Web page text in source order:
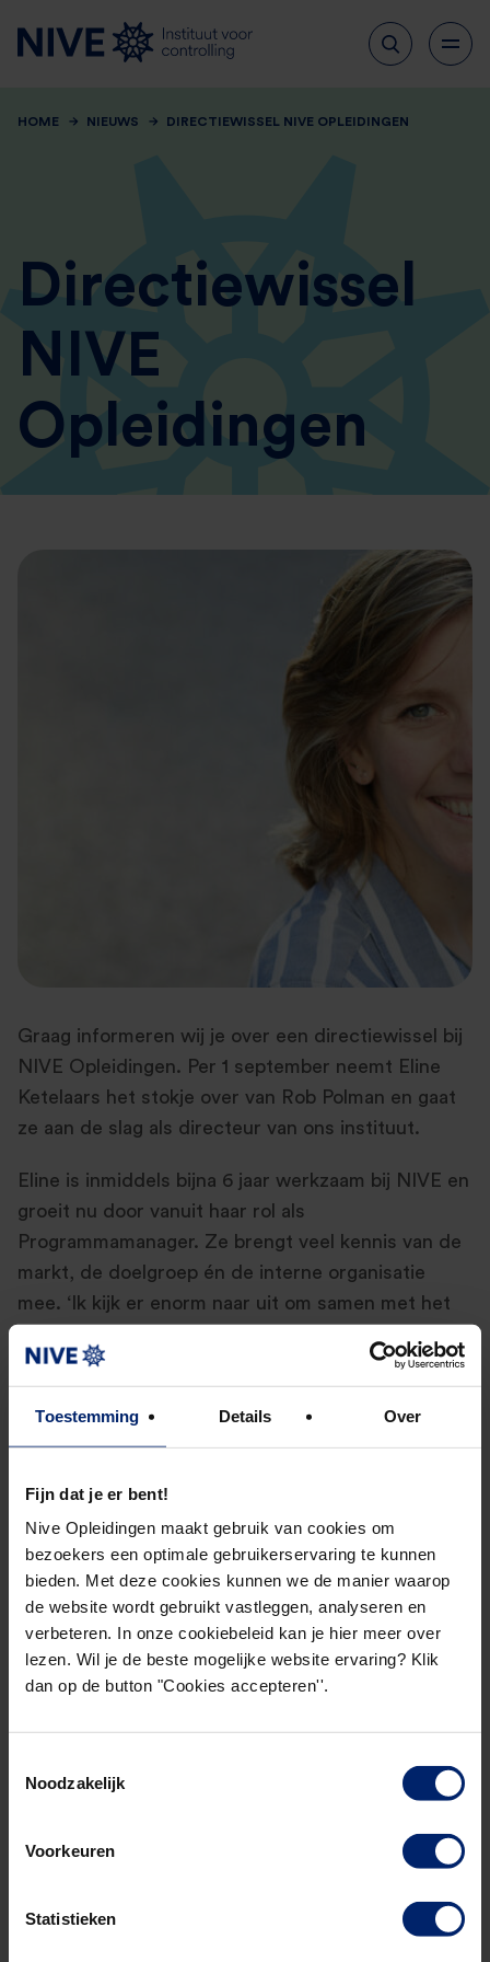
Toestemming Details Over
Fijn dat je er bent!
Nive Opleidingen maakt gebruik van cookies om
bezoekers een optimale gebruikerservaring te kunnen
bieden. Met deze cookies kunnen we de manier waarop
de website wordt gebruikt vastleggen, analyseren en
verbeteren. In onze cookiebeleid kan je hier meer over
lezen. Wil je de beste mogelijke website ervaring? Klik
dan op de button "Cookies accepteren''.
Noodzakelijk
Voorkeuren
Statistieken
HOME NIEUWS DIRECTIEWISSEL NIVE OPLEIDINGEN
Directiewissel
NIVE
Opleidingen
Graag informeren wij je over een directiewissel bij
NIVE Opleidingen. Per 1 september neemt Eline
Ketelaars het stokje over van Rob Polman en gaat
ze aan de slag als directeur van ons instituut.
Eline is inmiddels bijna 6 jaar werkzaam bij NIVE en
groeit nu door vanuit haar rol als
Programmamanager. Ze brengt veel kennis van de
markt, de doelgroep én de interne organisatie
mee. ‘Ik kijk er enorm naar uit om samen met het
organisatie! Ik heb veel vertrouwen in de koers die
mensen in het vakgebied controlling te blijven
We willen Rob ontzettend bedanken voor alles wat
hij voor NIVE heeft betekend in de afgelopen jaren
en wensen hem veel succes in zijn nieuwe rol bij
NIBE-SVV!
Mocht je naar aanleiding van dit schrijven vragen
of opmerkingen hebben, dan beantwoorden we die
via 033 – 4229900 of per e-mail: